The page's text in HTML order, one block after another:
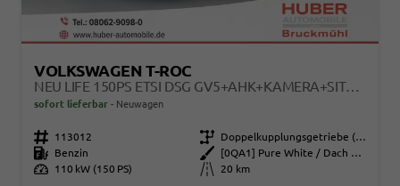
VOLKSWAGEN T-ROC
NEU LIFE 150PS ETSI DSG GV5+AHK+KAMERA+SITZHEIZ+LENKRADHEIZ+GETÖNT.SCHEIBEN
sofort lieferbar Neuwagen
Fahrzeugnr. 113012 Getriebe
Doppelkupplungsgetriebe (DSG)
Kraftstoff
Benzin Außenfarbe
[0QA1] Pure White / Dach Schwarz
Leistung
110 kW (150 PS) Kilometerstand 20 km